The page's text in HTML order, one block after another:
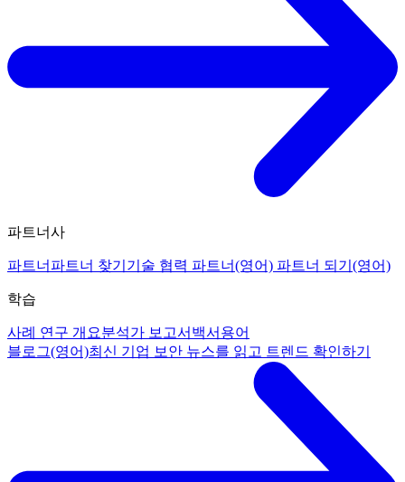
파트너사
파트너 파트너 찾기 기술 협력 파트너(영어) 파트너 되기(영어)
학습
사례 연구 개요분석가 보고서 백서 용어
블로그(영어)최신 기업 보안 뉴스를 읽고 트렌드 확인하기